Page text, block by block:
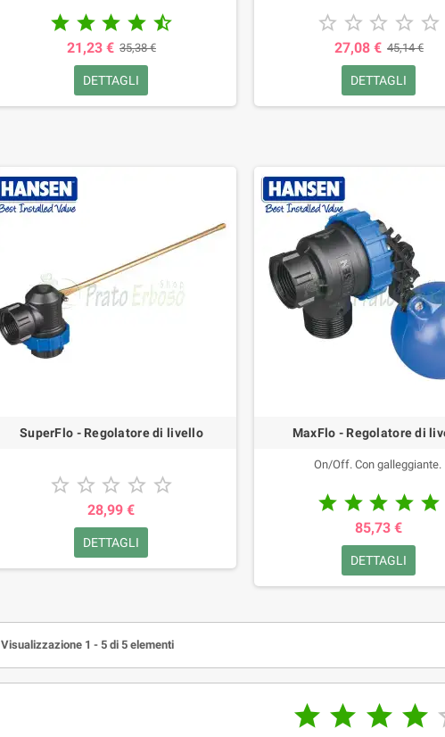
    
21,23 € 35,38 €
DETTAGLI
    
27,08 € 45,14 €
DETTAGLI
SuperFlo - Regolatore di livello
    
28,99 €
DETTAGLI
MaxFlo - Regolatore di
On/Off. Con galleggiante.
    
85,73 €
DETTAGLI
Visualizzazione 1 - 5 di 5 elementi
   